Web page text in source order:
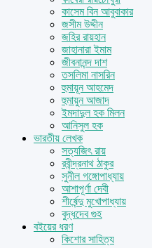
কাসেম বিন আবুবাকার
জসীম উদ্দীন
জহির রায়হান
জাহানারা ইমাম
জীবনানন্দ দাশ
তসলিমা নাসরিন
হুমায়ূন আহমেদ
হুমায়ুন আজাদ
ইমদাদুল হক মিলন
আনিসুল হক
ভারতীয় লেখক
সত্যজিৎ রায়
রবীন্দ্রনাথ ঠাকুর
সুনীল গঙ্গোপাধ্যায়
আশাপূর্ণা দেবী
শীর্ষেন্দু মুখোপাধ্যায়
বুদ্ধদেব গুহ
বইয়ের ধরণ
কিশোর সাহিত্য